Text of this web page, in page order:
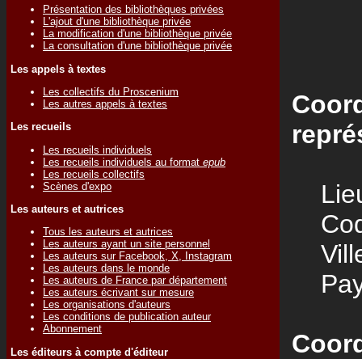
Présentation des bibliothèques privées
L'ajout d'une bibliothèque privée
La modification d'une bibliothèque privée
La consultation d'une bibliothèque privée
Les appels à textes
Les collectifs du Proscenium
Les autres appels à textes
Les recueils
Les recueils individuels
Les recueils individuels au format epub
Les recueils collectifs
Scènes d'expo
Les auteurs et autrices
Tous les auteurs et autrices
Les auteurs ayant un site personnel
Les auteurs sur Facebook, X, Instagram
Les auteurs dans le monde
Les auteurs de France par département
Les auteurs écrivant sur mesure
Les organisations d'auteurs
Les conditions de publication auteur
Abonnement
Les éditeurs à compte d'éditeur